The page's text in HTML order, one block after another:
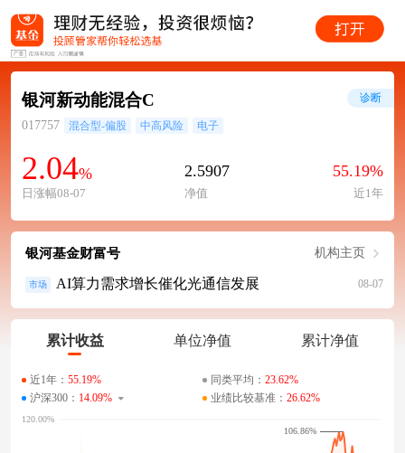
银河新动能混合C
017757 混合型-偏股 中高风险 电子
2.04%
日涨幅08-07
2.5907
净值
55.19%
近1年
诊断
银河基金财富号 机构主页
市场 AI算力需求增长催化光通信发展 08-07
累计收益 单位净值 累计净值
近1年： 55.19% 同类平均： 23.62%
沪深300： 14.09% 业绩比较基准： 26.62%
106.86%